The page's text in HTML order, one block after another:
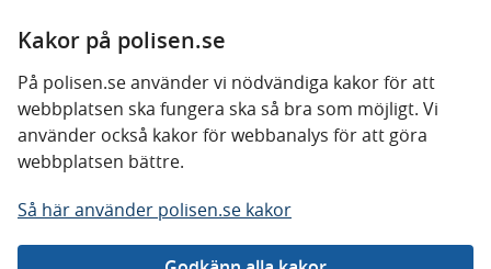
Kakor på polisen.se
På polisen.se använder vi nödvändiga kakor för att
webbplatsen ska fungera ska så bra som möjligt. Vi
använder också kakor för webbanalys för att göra
webbplatsen bättre.
Så här använder polisen.se kakor